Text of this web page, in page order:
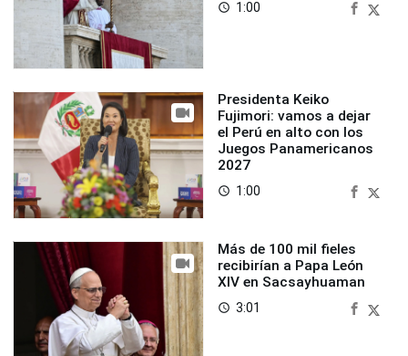
access_time 1:00
Presidenta Keiko
Fujimori: vamos a dejar
el Perú en alto con los
Juegos Panamericanos
2027
access_time 1:00
Más de 100 mil fieles
recibirían a Papa León
XIV en Sacsayhuaman
access_time 3:01